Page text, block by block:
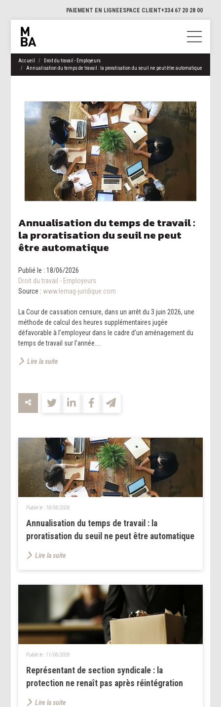
PAIEMENT EN LIGNEESPACE CLIENT+334 67 20 28 00
Accueil
Droit du travail - Employeurs
Annualisation du temps de travail : la proratisation du seuil ne peut être automatique
Annualisation du temps de travail :
la proratisation du seuil ne peut
être automatique
Publié le :18/06/2026
Droit du travail - Employeurs
Source : www.lemag-juridique.com
La Cour de cassation censure, dans un arrêt du 3 juin 2026, une
méthode de calcul des heures supplémentaires jugée
défavorable à l’employeur dans le cadre d’un aménagement du
temps de travail sur l’année....
Lire la suite
Annualisation du temps de travail : la
proratisation du seuil ne peut être automatique
Publié le : 18/06/2026
Lire la suite
Représentant de section syndicale : la
protection ne renaît pas après réintégration
Publié le : 11/06/2026
Lire la suite